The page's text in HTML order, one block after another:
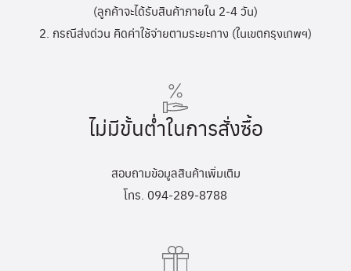
(ลูกค้าจะได้รับสินค้าภายใน 2-4 วัน)
2. กรณีส่งด่วน คิดค่าใช้จ่ายตามระยะทาง (ในเขตกรุงเทพฯ)
ไม่มีขั้นต่ำในการสั่งซื้อ
สอบถามข้อมูลสินค้าเพิ่มเติม
โทร. 094-289-8788